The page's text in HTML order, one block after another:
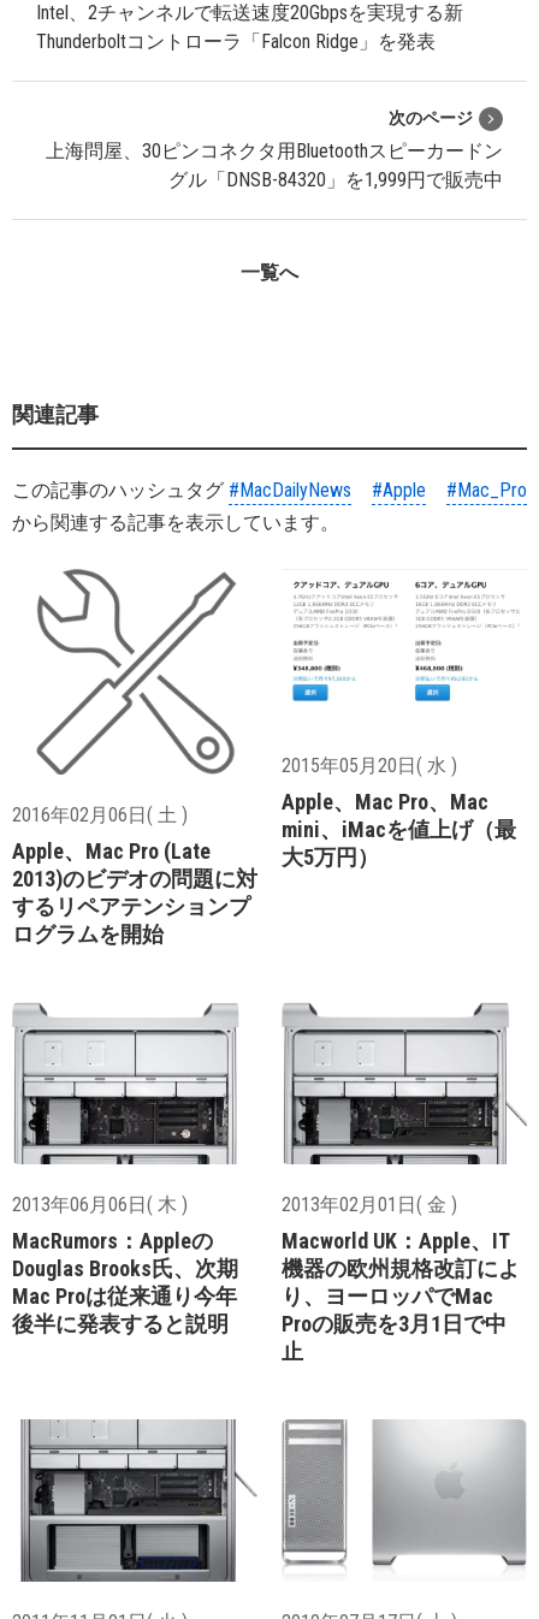
Intel、2チャンネルで転送速度20Gbpsを実現する新
Thunderboltコントローラ「Falcon Ridge」を発表
次のページ
上海問屋、30ピンコネクタ用Bluetoothスピーカードン
グル「DNSB-84320」を1,999円で販売中
一覧へ
関連記事
この記事のハッシュタグ #MacDailyNews #Apple
#Mac_Pro
から関連する記事を表示しています。
2016年02月06日( 土 )
Apple、Mac Pro (Late
2013)のビデオの問題に対
するリペアテンションプ
ログラムを開始
2015年05月20日( 水 )
Apple、Mac Pro、Mac
mini、iMacを値上げ（最
大5万円）
2013年06月06日( 木 )
MacRumors：Appleの
Douglas Brooks氏、次期
Mac Proは従来通り今年
後半に発表すると説明
2013年02月01日( 金 )
Macworld UK：Apple、IT
機器の欧州規格改訂によ
り、ヨーロッパでMac
Proの販売を3月1日で中
止